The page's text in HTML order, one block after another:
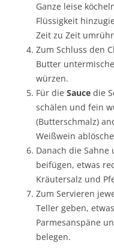
Ganze leise
Flüssigkeit
Zeit zu Zeit
Zum Schluss den
Butter
würzen.
Für die Sauce die
schälen und fein
(Butterschmalz)
Weißwein
Danach die
beifügen, etwas
Kräutersalz und
Zum Servieren
Teller geben,
Parmesanspäne
belegen.